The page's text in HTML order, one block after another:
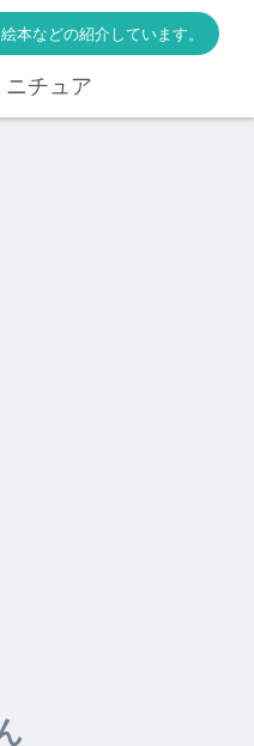
本などの紹介しています。
ニチュア